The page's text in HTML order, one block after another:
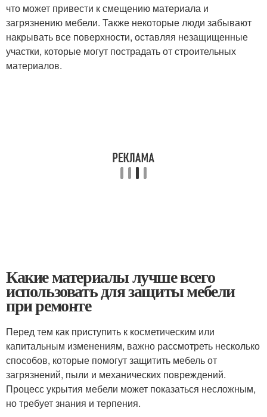
что может привести к смещению материала и
загрязнению мебели. Также некоторые люди забывают
накрывать все поверхности, оставляя незащищенные
участки, которые могут пострадать от строительных
материалов.
Какие материалы лучше всего
использовать для защиты мебели
при ремонте
Перед тем как приступить к косметическим или
капитальным изменениям, важно рассмотреть несколько
способов, которые помогут защитить мебель от
загрязнений, пыли и механических повреждений.
Процесс укрытия мебели может показаться несложным,
но требует знания и терпения.